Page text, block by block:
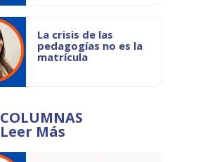
La crisis de las
pedagogías no es la
matrícula
COLUMNAS
Leer Más